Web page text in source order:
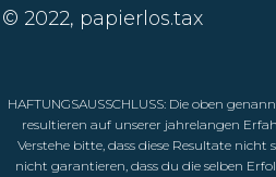
© 2022, papierlos.tax
HAFTUNGSAUSSCHLUSS: Die oben
resultieren auf unserer jahrelangen
Verstehe bitte, dass diese Resultate
nicht garantieren, dass du die selben